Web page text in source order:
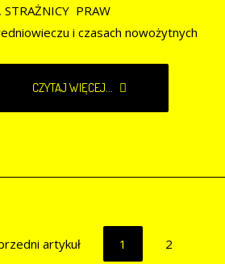
STRAŻNICY PRAW
i czasach nowożytnych
CZYTAJ WIĘCEJ...
artykuł 1 2